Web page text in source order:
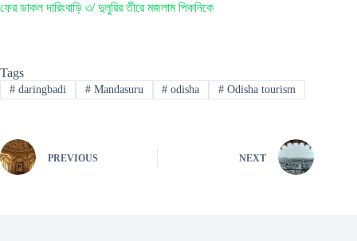
ফের ডাকল দারিংবাড়ি ৩/ দুলুরির তীরে মজলাম পিকনিকে
Tags
#daringbadi #Mandasuru # odisha # Odisha tourism
PREVIOUS NEXT